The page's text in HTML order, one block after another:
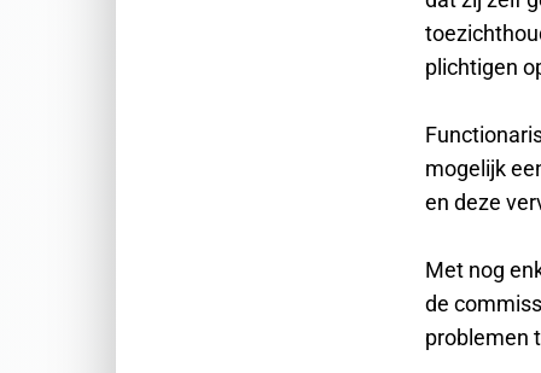
plichtigen
mogelijk
en deze
Met nog
de
problemen